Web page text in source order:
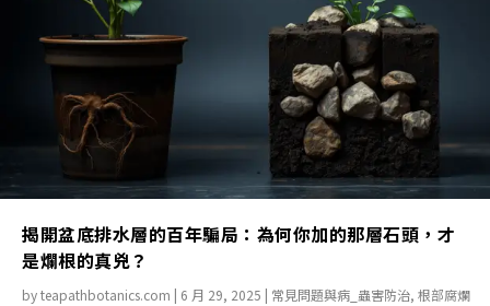
揭開盆底排水層的百年騙局：為何你加的那層石頭，才
是爛根的真兇？
byteapathbotanics.com | 6 月 29, 2025 | 常見問題與病_蟲害防治, 根部腐爛